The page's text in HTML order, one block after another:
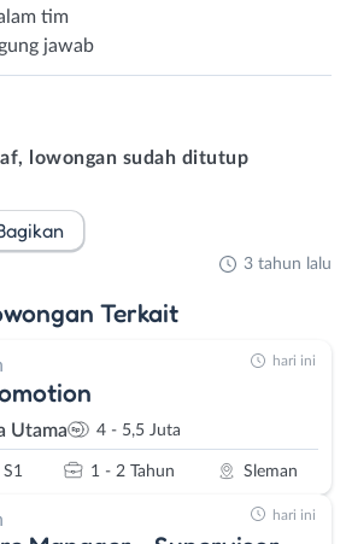
tim
jawab
lowongan sudah ditutup
3 tahun lalu
Terkait
Utama 4 - 5,5 Juta
1 - 2 Tahun Sleman
hari ini
hari ini